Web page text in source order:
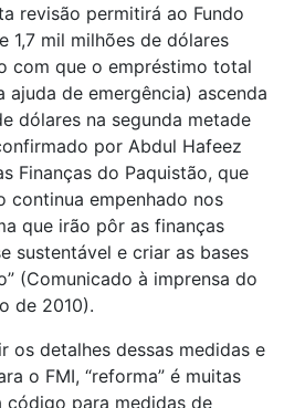
revisão permitirá ao Fundo
1,7 mil milhões de dólares
com que o empréstimo total
ajuda de emergência) ascenda
dólares na segunda metade
por Abdul Hafeez
Finanças do Paquistão, que
continua empenhado nos
que irão pôr as finanças
sustentável e criar as bases
(Comunicado à imprensa do
de 2010).
os detalhes dessas medidas e
o FMI, “reforma” é muitas
código para medidas de